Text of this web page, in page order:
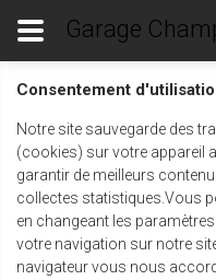
Consentement
Notre site sauvegarde des
(cookies) sur votre appareil
garantir de meilleurs
collectes statistiques.Vous
en changeant les
votre navigation sur notre
navigateur vous nous